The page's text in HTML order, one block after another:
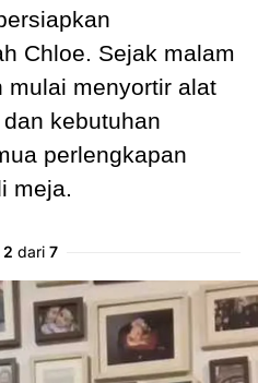
Chloe. Sejak malam
mulai menyortir alat
kebutuhan
perlengkapan
meja.
2 dari 7